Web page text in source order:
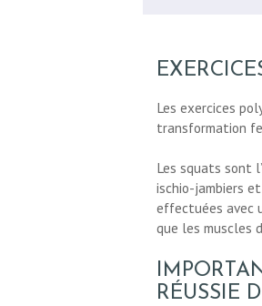
Les exercices
transformation
Les squats sont
ischio-jambiers
effectuées avec
que les muscles
RÉUSSIE